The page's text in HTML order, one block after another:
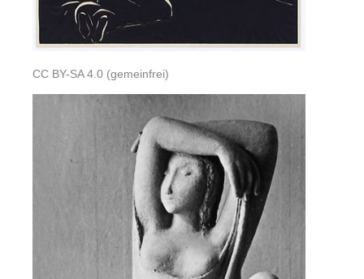
CC BY-SA 4.0 (gemeinfrei)